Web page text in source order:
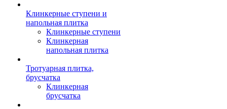
Клинкерные ступени и
напольная плитка
Клинкерные ступени
Клинкерная
напольная плитка
Тротуарная плитка,
брусчатка
Клинкерная
брусчатка